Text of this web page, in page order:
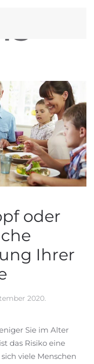
oder
Ihrer
2020.
Sie im Alter
das Risiko eine
viele Menschen